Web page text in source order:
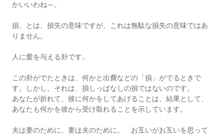
かいいわね～。
損、とは、損失の意味ですが、これは無駄な損失の意味ではあ
りません。
人に愛を与える卦です。
この卦がでたときは、何かと出費などの「損」がでるときで
す。しかし、それは、損しっぱなしの損ではないのです。
あなたが折れて、彼に何かをしてあげることは、結果として、
あなたも何かを彼から受け取れることを示しています。
夫は妻のために、妻は夫のために。 お互いがお互いを思って